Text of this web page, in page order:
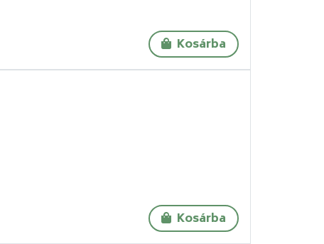
Kosárba
Kosárba